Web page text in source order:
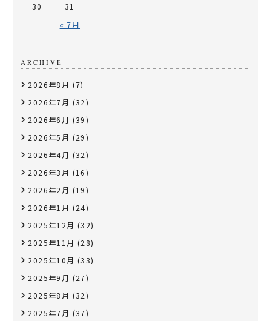
« 7月
30
31
ARCHIVE
2026年8月 (7)
2026年7月 (32)
2026年6月 (39)
2026年5月 (29)
2026年4月 (32)
2026年3月 (16)
2026年2月 (19)
2026年1月 (24)
2025年12月 (32)
2025年11月 (28)
2025年10月 (33)
2025年9月 (27)
2025年8月 (32)
2025年7月 (37)